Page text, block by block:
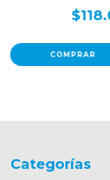
Categorías